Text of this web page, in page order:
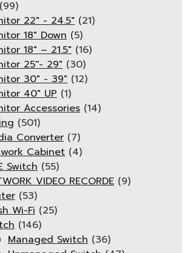
(99)
22" - 24.5" (21)
18" Down (5)
18″ – 21.5″ (16)
25''- 29" (30)
30" - 39" (12)
40" UP (1)
Accessories (14)
(501)
Converter (7)
Cabinet (4)
Switch (55)
VIDEO RECORDE (9)
(53)
Wi-Fi (25)
(146)
Managed Switch (36)